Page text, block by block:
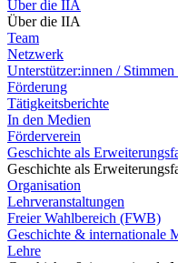
Über die IIA
Über die IIA
Team
Netzwerk
Unterstützer:innen /
Förderung
Tätigkeitsberichte
In den Medien
Förderverein
Geschichte als
Geschichte als
Organisation
Lehrveranstaltungen
Freier Wahlbereich (FWB)
Geschichte & internationale
Lehre